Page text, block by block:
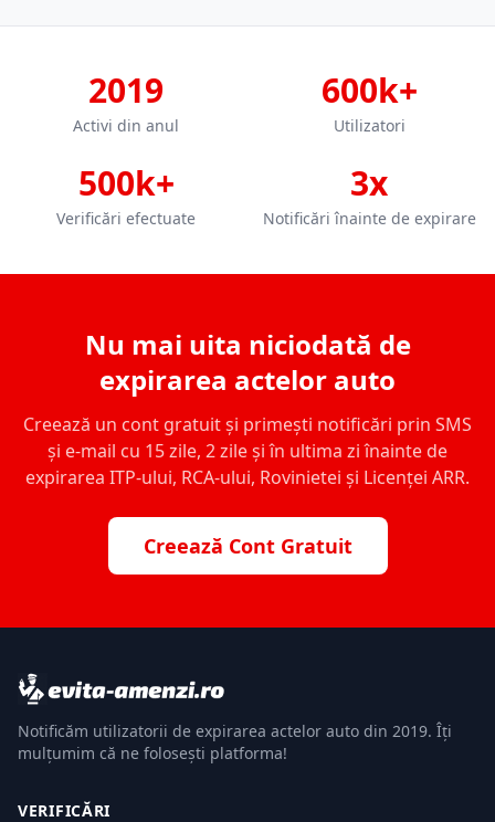
2019
Activi din anul
600k+
Utilizatori
500k+
Verificări efectuate
3x
Notificări înainte de expirare
Nu mai uita niciodată de
expirarea actelor auto
Creează un cont gratuit și primești notificări prin SMS
și e-mail cu 15 zile, 2 zile și în ultima zi înainte de
expirarea ITP-ului, RCA-ului, Rovinietei și Licenței ARR.
Creează Cont Gratuit
Notificăm utilizatorii de expirarea actelor auto din 2019. Îți
mulțumim că ne folosești platforma!
VERIFICĂRI